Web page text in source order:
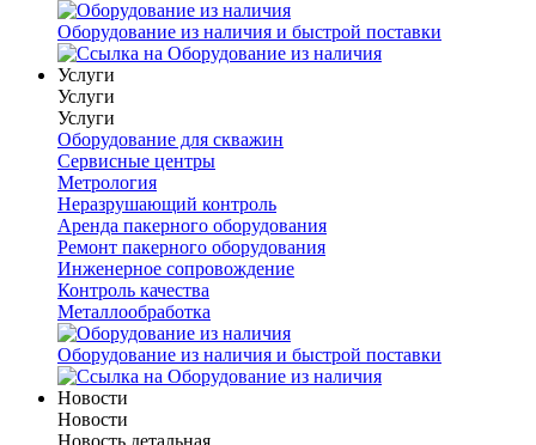
Оборудование из наличия и быстрой поставки
Услуги
Услуги
Услуги
Оборудование для скважин
Сервисные центры
Метрология
Неразрушающий контроль
Аренда пакерного оборудования
Ремонт пакерного оборудования
Инженерное сопровождение
Контроль качества
Металлообработка
Оборудование из наличия и быстрой поставки
Новости
Новости
Новость детальная